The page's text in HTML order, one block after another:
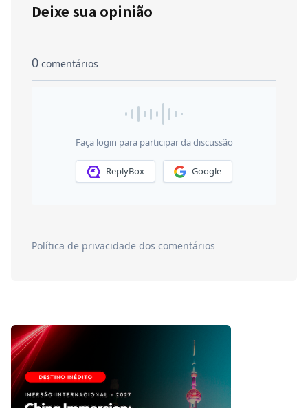
Deixe sua opinião